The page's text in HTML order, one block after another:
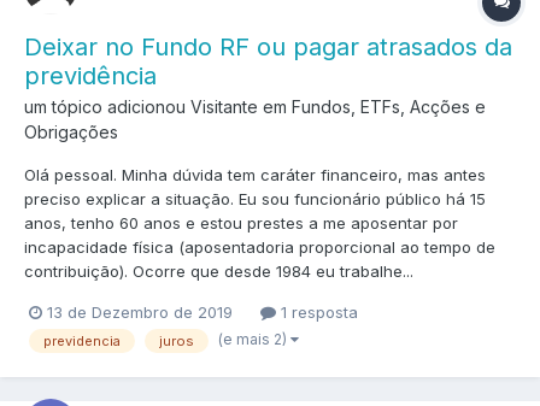
Deixar no Fundo RF ou pagar atrasados da
previdência
um tópico adicionou Visitante em Fundos, ETFs, Acções e
Obrigações
Olá pessoal. Minha dúvida tem caráter financeiro, mas antes
preciso explicar a situação. Eu sou funcionário público há 15
anos, tenho 60 anos e estou prestes a me aposentar por
incapacidade física (aposentadoria proporcional ao tempo de
contribuição). Ocorre que desde 1984 eu trabalhe...
13 de Dezembro de 2019 1 resposta
previdencia juros (e mais 2)